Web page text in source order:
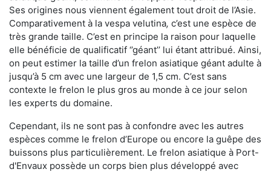
Ses origines nous viennent également tout droit de l’Asie.
Comparativement à la vespa velutina, c’est une espèce de
très grande taille. C’est en principe la raison pour laquelle
elle bénéficie de qualificatif ‘’géant’’ lui étant attribué. Ainsi,
on peut estimer la taille d’un frelon asiatique géant adulte à
jusqu’à 5 cm avec une largeur de 1,5 cm. C’est sans
contexte le frelon le plus gros au monde à ce jour selon
les experts du domaine.
Cependant, ils ne sont pas à confondre avec les autres
espèces comme le frelon d’Europe ou encore la guêpe des
buissons plus particulièrement. Le frelon asiatique à Port-
d'Envaux possède un corps bien plus développé avec